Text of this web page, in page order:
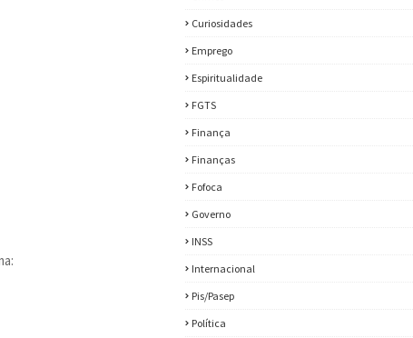
Curiosidades
Emprego
Espiritualidade
FGTS
Finança
Finanças
Fofoca
Governo
INSS
Internacional
Pis/Pasep
Política